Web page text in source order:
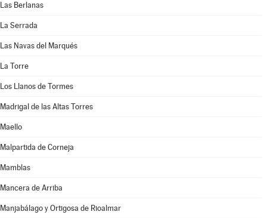
Las Berlanas
La Serrada
Las Navas del Marqués
La Torre
Los Llanos de Tormes
Madrigal de las Altas Torres
Maello
Malpartida de Corneja
Mamblas
Mancera de Arriba
Manjabálago y Ortigosa de Rioalmar